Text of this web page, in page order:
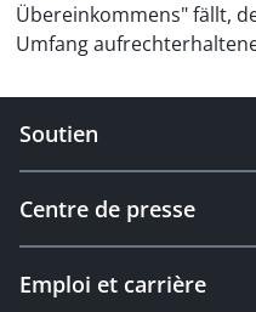
Übereinkommens" fällt,
Umfang
Soutien
Centre de presse
Emploi et carrière